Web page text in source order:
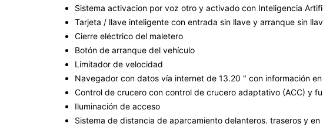
Sistema activacion por voz otro y activado con Inteligencia
Tarjeta / llave inteligente con entrada sin llave y arranque sin
Cierre eléctrico del maletero
Botón de arranque del vehículo
Limitador de velocidad
Navegador con datos vía internet de 13.20 " con información
Control de crucero con control de crucero adaptativo (ACC) y
Iluminación de acceso
Sistema de distancia de aparcamiento delanteros. traseros y